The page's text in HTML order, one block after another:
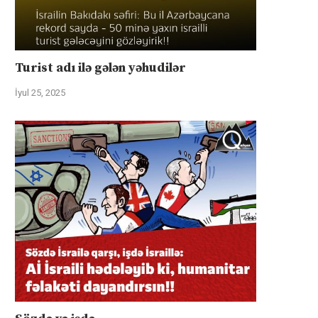
Turist adı ilə gələn yəhudilər
İyul 25, 2025